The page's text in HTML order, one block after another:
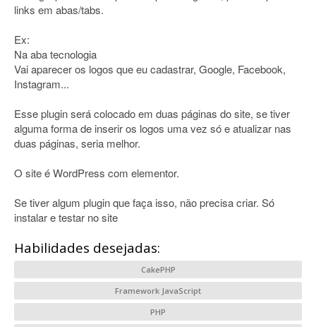
links em abas/tabs.
Ex:
Na aba tecnologia
Vai aparecer os logos que eu cadastrar, Google, Facebook,
Instagram...
Esse plugin será colocado em duas páginas do site, se tiver
alguma forma de inserir os logos uma vez só e atualizar nas
duas páginas, seria melhor.
O site é WordPress com elementor.
Se tiver algum plugin que faça isso, não precisa criar. Só
instalar e testar no site
Habilidades desejadas:
CakePHP
Framework JavaScript
PHP